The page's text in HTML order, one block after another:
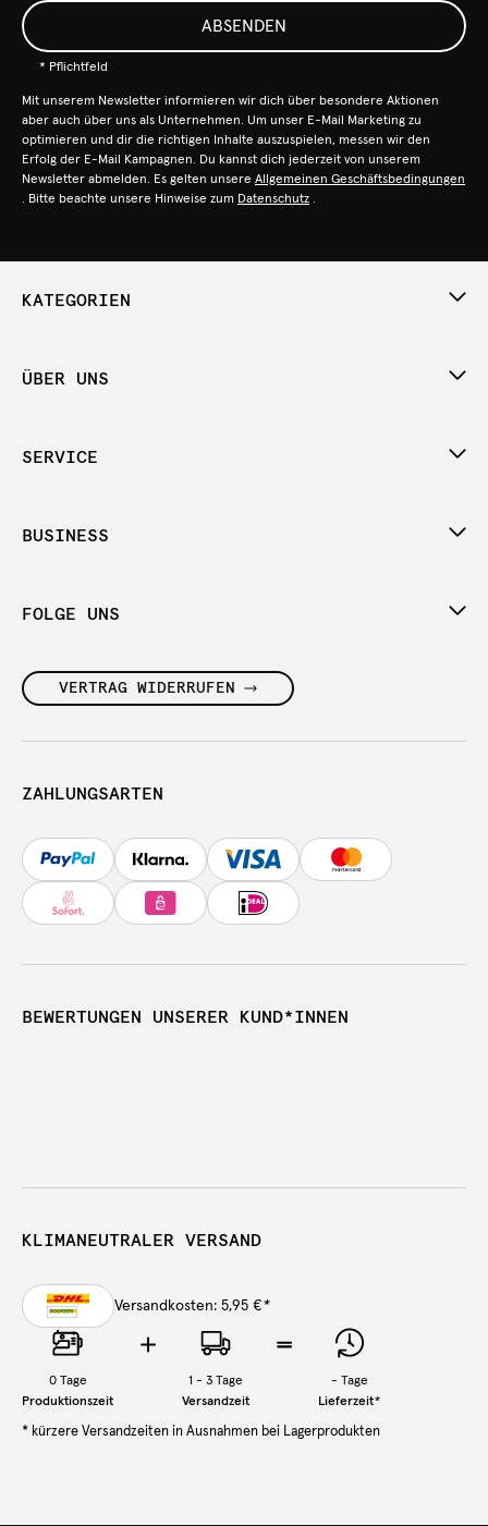
ABSENDEN
* Pflichtfeld
Mit unserem Newsletter informieren wir dich über besondere Aktionen
aber auch über uns als Unternehmen. Um unser E-Mail Marketing zu
optimieren und dir die richtigen Inhalte auszuspielen, messen wir den
Erfolg der E-Mail Kampagnen. Du kannst dich jederzeit von unserem
Newsletter abmelden. Es gelten unsere Allgemeinen Geschäftsbedingungen
. Bitte beachte unsere Hinweise zum Datenschutz .
KATEGORIEN
ÜBER UNS
SERVICE
BUSINESS
FOLGE UNS
VERTRAG WIDERRUFEN
ZAHLUNGSARTEN
BEWERTUNGEN UNSERER KUND*INNEN
KLIMANEUTRALER VERSAND
Versandkosten: 5,95 €*
0Tage
Produktionszeit
1 - 3 Tage
Versandzeit
- Tage
Lieferzeit*
* kürzere Versandzeiten in Ausnahmen bei Lagerprodukten